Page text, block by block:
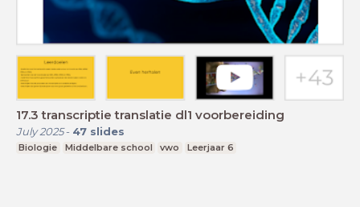
17.3 transcriptie translatie dl1 voorbereiding
July 2025- 47 slides
Biologie Middelbare school vwo Leerjaar 6